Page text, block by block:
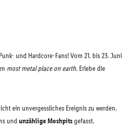
und Hardcore-Fans! Vom 21. bis 23. Juni
most metal place on earth. Erlebe die
ein unvergessliches Ereignis zu werden.
undunzählige Moshpitsgefasst.